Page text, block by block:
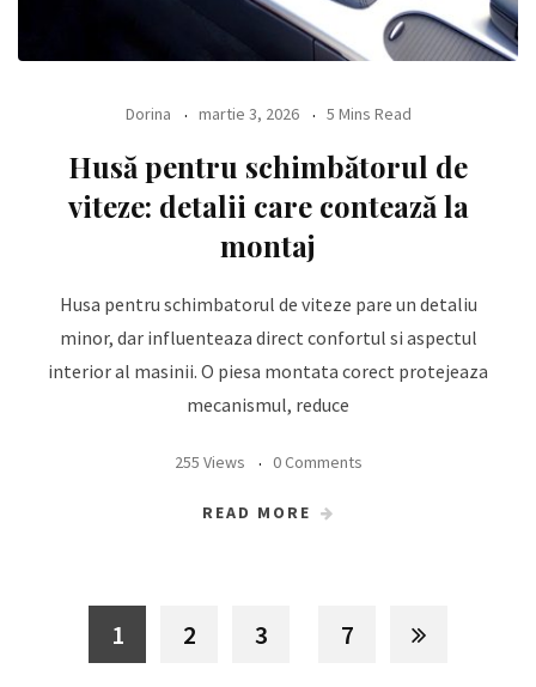
Dorina martie 3, 2026 5 Mins Read
Husă pentru schimbătorul de
viteze: detalii care contează la
montaj
Husa pentru schimbatorul de viteze pare un detaliu
minor, dar influenteaza direct confortul si aspectul
interior al masinii. O piesa montata corect protejeaza
mecanismul, reduce
255 Views 0 Comments
READ MORE
1 2 3 7